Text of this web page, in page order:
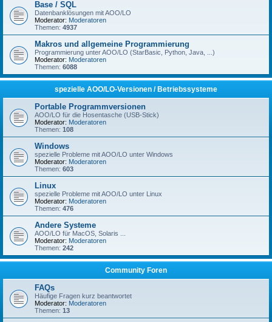
Base / SQL
Datenbanklösungen mit AOO/LO
Moderator: Moderatoren
Themen: 4937
Makros und allgemeine Programmierung
Programmierung unter AOO/LO (StarBasic, Python, Java, ...)
Moderator: Moderatoren
Themen: 6088
spezielle AOO/LO-Versionen / Betriebssysteme
Portable Programmversionen
AOO/LO für die Hosentasche (USB-Stick)
Moderator: Moderatoren
Themen: 108
Windows
spezielle Probleme mit AOO/LO unter Windows
Moderator: Moderatoren
Themen: 603
Linux
spezielle Probleme mit AOO/LO unter Linux
Moderator: Moderatoren
Themen: 476
Andere Systeme
AOO/LO für MacOS, Solaris ...
Moderator: Moderatoren
Themen: 242
Community Foren
FAQs
Häufige Fragen kurz beantwortet
Moderator: Moderatoren
Themen: 13